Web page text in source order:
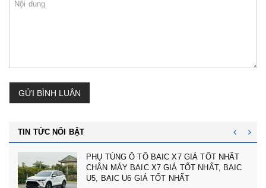
GỬI BÌNH LUẬN
TIN TỨC NỔI BẬT
cản trước badoxoc trước mg zs mã cản
trước 10745966 - phụ tùng ô tô mg zs giá tốt
nhất